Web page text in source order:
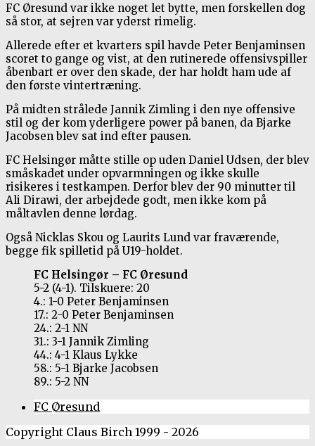
FC Øresund var ikke noget let bytte, men forskellen dog
så stor, at sejren var yderst rimelig.
Allerede efter et kvarters spil havde Peter Benjaminsen
scoret to gange og vist, at den rutinerede offensivspiller
åbenbart er over den skade, der har holdt ham ude af
den første vintertræning.
På midten strålede Jannik Zimling i den nye offensive
stil og der kom yderligere power på banen, da Bjarke
Jacobsen blev sat ind efter pausen.
FC Helsingør måtte stille op uden Daniel Udsen, der blev
småskadet under opvarmningen og ikke skulle
risikeres i testkampen. Derfor blev der 90 minutter til
Ali Dirawi, der arbejdede godt, men ikke kom på
måltavlen denne lørdag.
Også Nicklas Skou og Laurits Lund var fraværende,
begge fik spilletid på U19-holdet.
FC Helsingør – FC Øresund
5-2 (4-1). Tilskuere: 20
4.: 1-0 Peter Benjaminsen
17.: 2-0 Peter Benjaminsen
24.: 2-1 NN
31.: 3-1 Jannik Zimling
44.: 4-1 Klaus Lykke
58.: 5-1 Bjarke Jacobsen
89.: 5-2 NN
FC Øresund
Copyright Claus Birch 1999 - 2026